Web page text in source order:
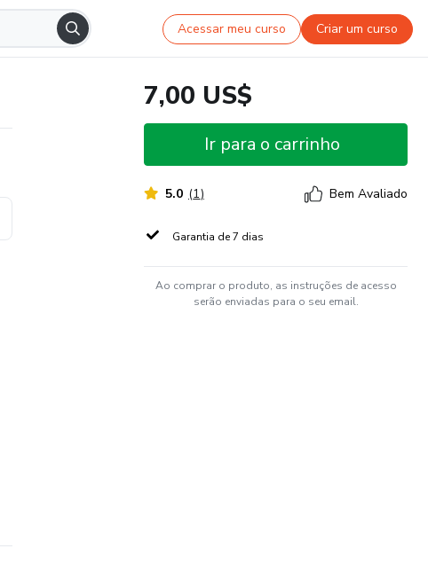
Acessar meu curso Criar um curso
7,00 US$
Ir para o carrinho
5.0 (1) Bem Avaliado
Garantia de 7 dias
Ao comprar o produto, as instruções de acesso
serão enviadas para o seu email.